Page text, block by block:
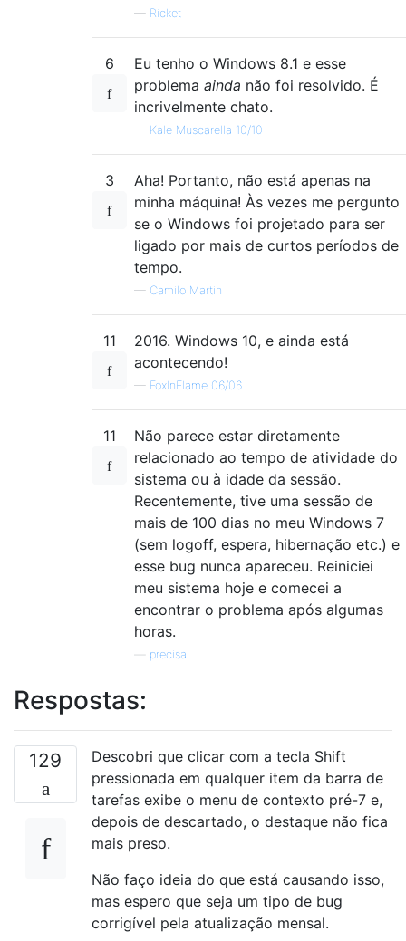
— Ricket
6
Eu tenho o Windows 8.1 e esse
problema ainda não foi resolvido. É
incrivelmente chato.
— Kale Muscarella 10/10
3
Aha! Portanto, não está apenas na
minha máquina! Às vezes me pergunto
se o Windows foi projetado para ser
ligado por mais de curtos períodos de
tempo.
— Camilo Martin
11
2016. Windows 10, e ainda está
acontecendo!
— FoxInFlame 06/06
11
Não parece estar diretamente
relacionado ao tempo de atividade do
sistema ou à idade da sessão.
Recentemente, tive uma sessão de
mais de 100 dias no meu Windows 7
(sem logoff, espera, hibernação etc.) e
esse bug nunca apareceu. Reiniciei
meu sistema hoje e comecei a
encontrar o problema após algumas
horas.
precisa
Respostas:
129
Descobri que clicar com a tecla Shift
pressionada em qualquer item da barra de
tarefas exibe o menu de contexto pré-7 e,
depois de descartado, o destaque não fica
mais preso.
Não faço ideia do que está causando isso,
mas espero que seja um tipo de bug
corrigível pela atualização mensal.